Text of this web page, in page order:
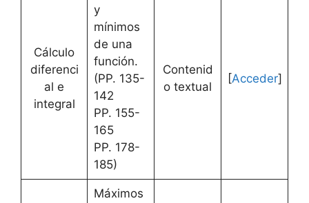
Cálculo
diferenci
al e
integral
y
mínimos
de una
función.
(PP. 135-
142
PP. 155-
165
PP. 178-
185)
Contenid
o textual
[Acceder]
Máximos